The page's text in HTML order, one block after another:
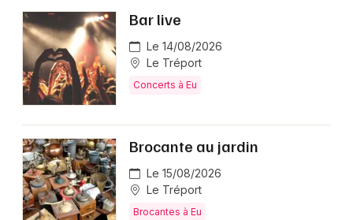
Magazine à Eu
Choisir mes départements
Bar live
Le 14/08/2026
Le Tréport
Concerts à Eu
Brocante au jardin
Le 15/08/2026
Le Tréport
Brocantes à Eu